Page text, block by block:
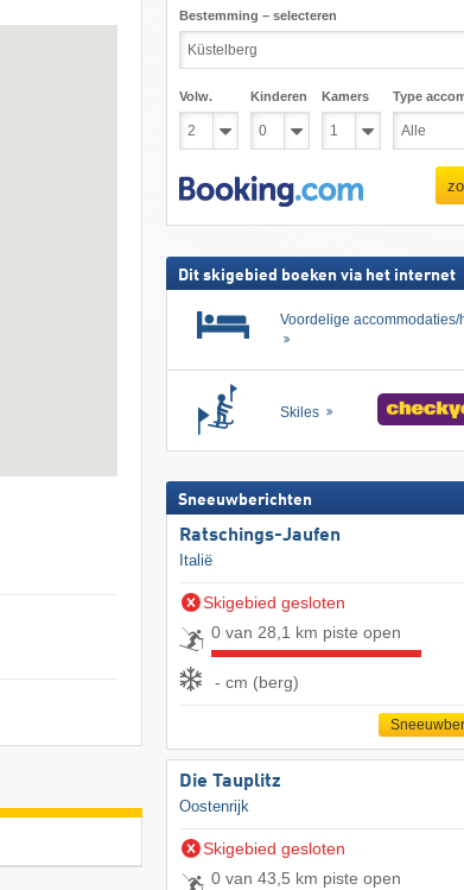
Bestemming – selecteren
Volw. Kinderen Kamers Type
Dit skigebied boeken via het internet
Voordelige accommodaties/
Skiles
Sneeuwberichten
Ratschings-Jaufen
Italië
Skigebied gesloten
0 van 28,1 km piste open
- cm (berg)
Die Tauplitz
Oostenrijk
Skigebied gesloten
0 van 43,5 km piste open